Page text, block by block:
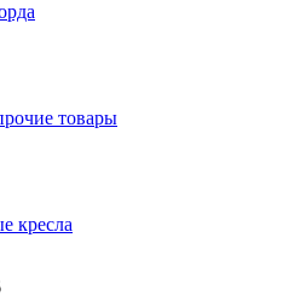
товары
кресла